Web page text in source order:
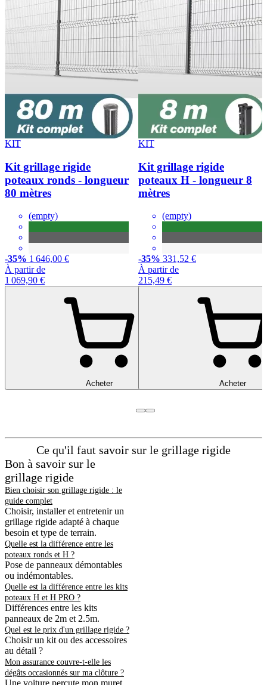
KIT
Kit grillage rigide
poteaux ronds - longueur
80 mètres
(empty)
-35% 1 646,00 €
À partir de
1 069,90 €
Acheter
KIT
Kit grillage rigide
poteaux H - longueur 8
mètres
(empty)
-35% 331,52 €
À partir de
215,49 €
Acheter
Ce qu'il faut savoir sur le grillage rigide
Bon à savoir sur le
grillage rigide
Bien choisir son grillage rigide : le
guide complet
Choisir, installer et entretenir un
grillage rigide adapté à chaque
besoin et type de terrain.
Quelle est la différence entre les
poteaux ronds et H ?
Pose de panneaux démontables
ou indémontables.
Quelle est la différence entre les kits
poteaux H et H PRO ?
Différences entre les kits
panneaux de 2m et 2.5m.
Quel est le prix d'un grillage rigide ?
Choisir un kit ou des accessoires
au détail ?
Mon assurance couvre-t-elle les
dégâts occasionnés sur ma clôture ?